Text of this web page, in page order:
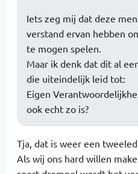
Iets zeg mij dat deze
verstand ervan hebben
te mogen spelen.
Maar ik denk dat dit al
die uiteindelijk leid tot:
Eigen
ook echt zo is?
Tja, dat is weer een
Als wij ons hard willen